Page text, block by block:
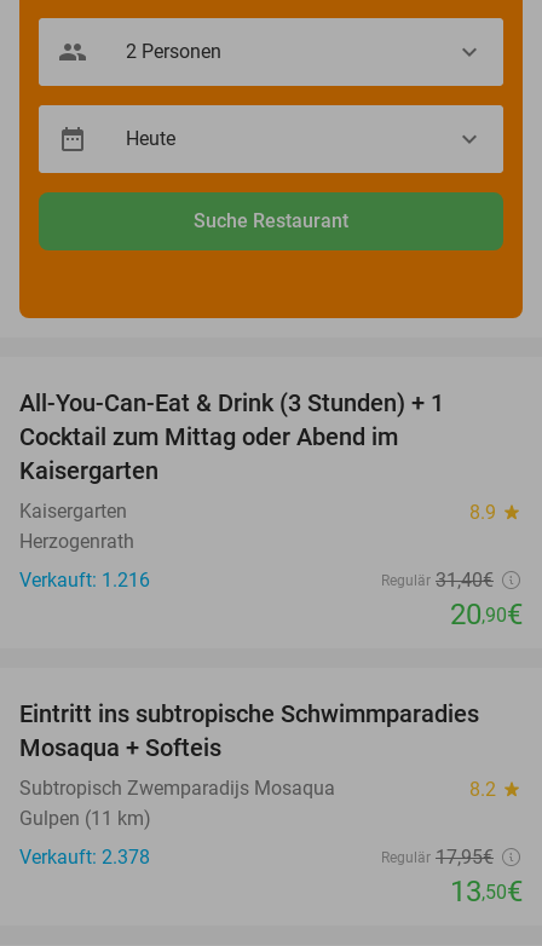
Suche Restaurant
All-You-Can-Eat & Drink (3 Stunden) + 1
Cocktail zum Mittag oder Abend im
Kaisergarten
Kaisergarten 8.9 star
Herzogenrath
Verkauft: 1.216
Regulär 31,40€
20,90€
25%
Eintritt ins subtropische Schwimmparadies
Mosaqua + Softeis
Subtropisch Zwemparadijs Mosaqua 8.2 star
Gulpen (11 km)
Verkauft: 2.378
Regulär 17,95€
13,50€